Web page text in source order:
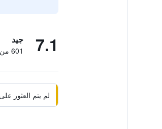
7.1 جيد
601 من التقييمات تم التحقق منها
لم يتم العثور